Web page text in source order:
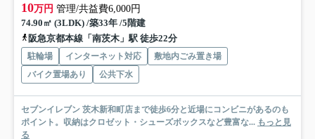
10万円 管理/共益費6,000円
74.90㎡ (3LDK) /築33年 /5階建
阪急京都本線「南茨木」駅 徒歩22分
駐輪場 インターネット対応
敷地内ごみ置き場
バイク置場あり
公共下水
セブンイレブン 茨木新和町店まで徒歩6分と近場にコンビニがあるのも
ポイント。収納はクロゼット・シューズボックスなど豊富な... もっと見
る